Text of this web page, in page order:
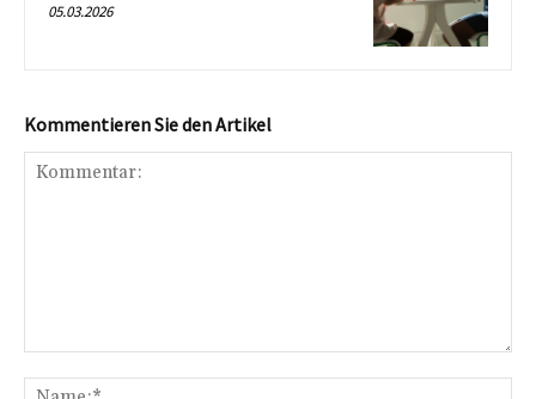
05.03.2026
Kommentieren Sie den Artikel